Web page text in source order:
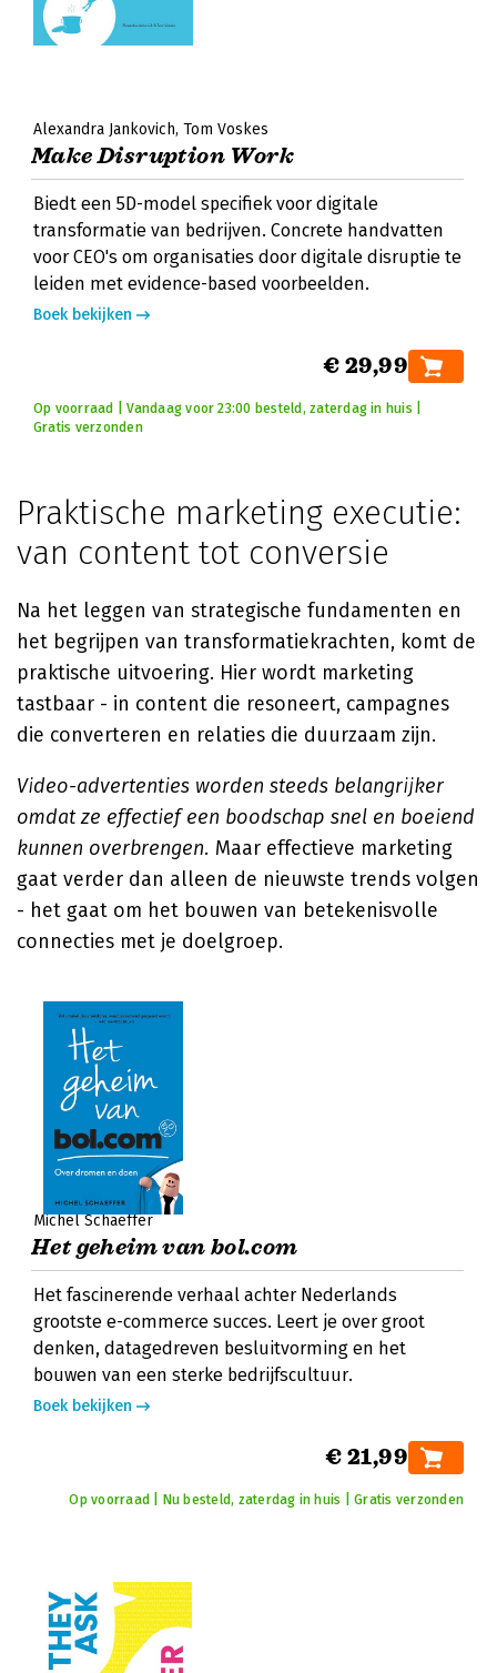
Alexandra Jankovich Tom Voskes
Make Disruption Work
Biedt een 5D-model specifiek voor digitale
transformatie van bedrijven. Concrete handvatten
voor CEO's om organisaties door digitale disruptie te
leiden met evidence-based voorbeelden.
Boek bekijken
€ 29,99
Op voorraad | Vandaag voor 23:00 besteld, zaterdag in huis |
Gratis verzonden
Praktische marketing executie:
van content tot conversie
Na het leggen van strategische fundamenten en
het begrijpen van transformatiekrachten, komt de
praktische uitvoering. Hier wordt marketing
tastbaar - in content die resoneert, campagnes
die converteren en relaties die duurzaam zijn.
Video-advertenties worden steeds belangrijker
omdat ze effectief een boodschap snel en boeiend
kunnen overbrengen. Maar effectieve marketing
gaat verder dan alleen de nieuwste trends volgen
- het gaat om het bouwen van betekenisvolle
connecties met je doelgroep.
Michel Schaeffer
Het geheim van bol.com
Het fascinerende verhaal achter Nederlands
grootste e-commerce succes. Leert je over groot
denken, datagedreven besluitvorming en het
bouwen van een sterke bedrijfscultuur.
Boek bekijken
€ 21,99
Op voorraad | Nu besteld, zaterdag in huis | Gratis verzonden